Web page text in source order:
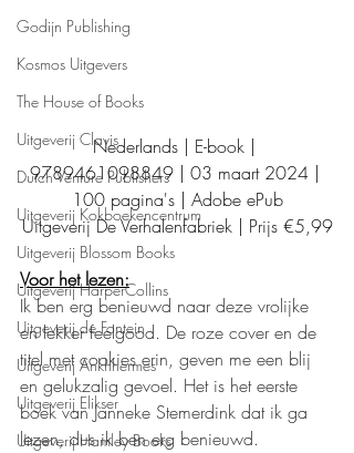
Godijn Publishing
Kosmos Uitgevers
The House of Books
Uitgeverij Clavis
Dutch Venture Publishers
Uitgeverij Kokboekencentrum
Uitgeverij Blossom Books
Uitgeverij HarperCollins
Uitgeverij de Fontein
Uitgeverij Ankhhermes
Uitgeverij Elikser
Uitgeverij Hamley Books
Nederlands | E-book |
9789461098849 | 03 maart 2024 |
100 pagina's | Adobe ePub
Uitgeverij De Verhalenfabriek | Prijs €5,99
Voor het lezen:
Ik ben erg benieuwd naar deze vrolijke
en lekker feelgood. De roze cover en de
titel met cookies erin, geven me een blij
en gelukzalig gevoel. Het is het eerste
boek van Janneke Stemerdink dat ik ga
lezen, dus ik ben erg benieuwd.